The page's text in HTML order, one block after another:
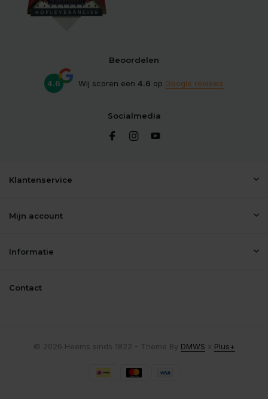
Beoordelen
4.6 Wij scoren een 4.6 op Google reviews
Socialmedia
Klantenservice
Mijn account
Informatie
Contact
© 2026 Heems sinds 1822 - Theme By DMWS x Plus+